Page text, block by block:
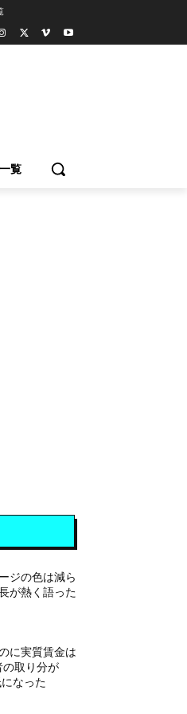
覧
ジの色は減ら
が熱く語った
に実質賃金は
取り分が
なった